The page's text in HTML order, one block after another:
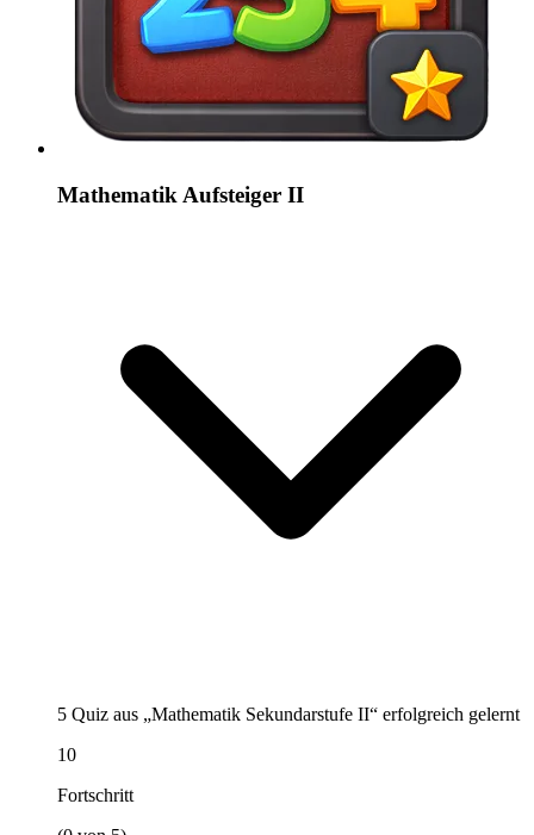
Mathematik Aufsteiger II
5 Quiz aus „Mathematik Sekundarstufe II“ erfolgreich gelernt
10
Fortschritt